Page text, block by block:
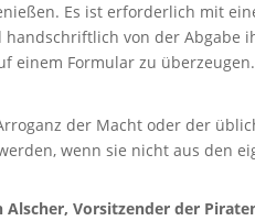
Es ist erforderlich mit
von der Abgabe
einem Formular zu überzeugen.
der Macht oder der
wenn sie nicht aus den
Alscher, Vorsitzender der